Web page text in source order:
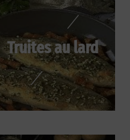
Truites au lard